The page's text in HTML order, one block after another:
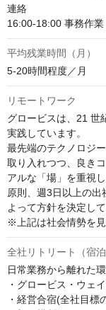
連絡
16:00-18:00 事務作
平均残業時間（月）
5-20時間程度／月
リモートワーク
グロービスは、21 世
実践しています。
最先端のテクノロジ
取り入れつつ、良き
アルな「場」を重視し
原則、週3日以上の
よって方針を決定して
※上記は社会情勢を見
全社リトリート（宿泊
日常業務から離れた
・グロービス・ウェ
・経営合宿(全社目標